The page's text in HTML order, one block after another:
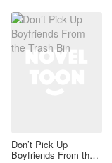
Don’t Pick Up
Boyfriends From the